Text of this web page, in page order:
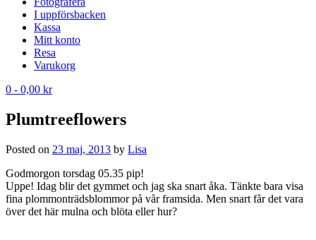
I uppförsbacken
Kassa
Mitt konto
Resa
Varukorg
0 - 0,00 kr
Plumtreeflowers
Posted on 23 maj, 2013 by Lisa
Godmorgon torsdag 05.35 pip!
Uppe! Idag blir det gymmet och jag ska snart åka. Tänkte bara visa
fina plommonträdsblommor på vår framsida. Men snart får det vara
över det här mulna och blöta eller hur?